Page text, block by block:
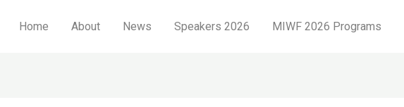
Home About News Speakers 2026 MIWF 2026 Programs